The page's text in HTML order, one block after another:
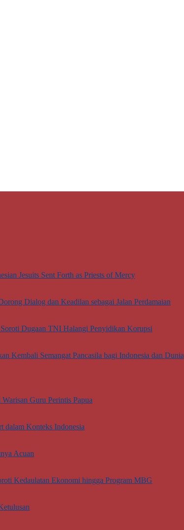
Jesuits Sent Forth as Priests of Mercy
Dialog dan Keadilan sebagai Jalan Perdamaian
Dugaan TNI Halangi Penyidikan Korupsi
Kembali Semangat Pancasila bagi Indonesia dan Dunia
Guru Perintis Papua
dalam Konteks Indonesia
Acuan
Kedaulatan Ekonomi hingga Program MBG